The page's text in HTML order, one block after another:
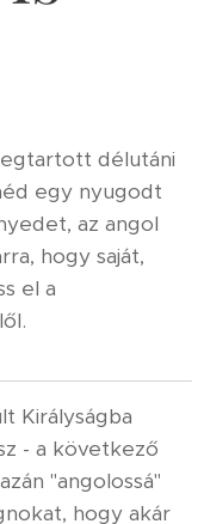
délutáni
egy nyugodt
az angol
hogy saját,
el a
Királyságba
- a következő
"angolossá"
hogy akár